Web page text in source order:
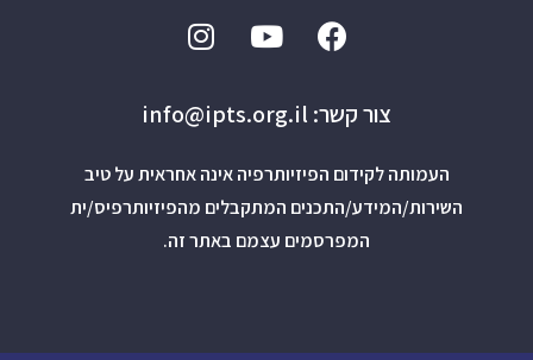
צור קשר: info@ipts.org.il
העמותה לקידום הפיזיותרפיה אינה אחראית על טיב
השירות/המידע/התכנים המתקבלים מהפיזיותרפיס/ית
המפרסמים עצמם באתר זה.